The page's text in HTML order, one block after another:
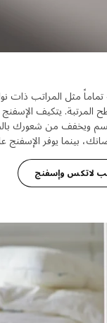
مثل المراتب ذات نوابض
يتكيف الإسفنج
ويخفف من شعورك
بينما يوفر الإسفنج عالي
وإسفنج